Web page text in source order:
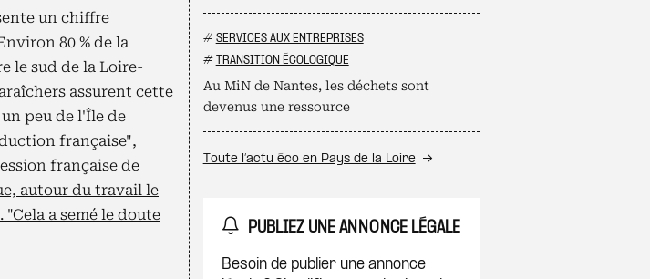
un chiffre
80 % de la
le sud de la Loire-
assurent cette
peu de l'Île de
française",
française de
autour du travail le
a semé le doute
# SERVICES AUX ENTREPRISES
# TRANSITION ÉCOLOGIQUE
Au MiN de Nantes, les déchets sont
devenus une ressource
Toute l’actu éco en Pays de la Loire
PUBLIEZ UNE ANNONCE LÉGALE
Besoin de publier une annonce